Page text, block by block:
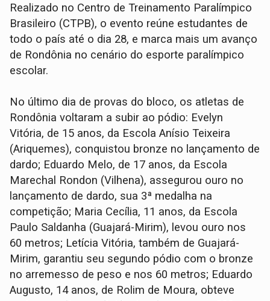
Realizado no Centro de Treinamento Paralímpico
Brasileiro (CTPB), o evento reúne estudantes de
todo o país até o dia 28, e marca mais um avanço
de Rondônia no cenário do esporte paralímpico
escolar.
No último dia de provas do bloco, os atletas de
Rondônia voltaram a subir ao pódio: Evelyn
Vitória, de 15 anos, da Escola Anísio Teixeira
(Ariquemes), conquistou bronze no lançamento de
dardo; Eduardo Melo, de 17 anos, da Escola
Marechal Rondon (Vilhena), assegurou ouro no
lançamento de dardo, sua 3ª medalha na
competição; Maria Cecília, 11 anos, da Escola
Paulo Saldanha (Guajará-Mirim), levou ouro nos
60 metros; Letícia Vitória, também de Guajará-
Mirim, garantiu seu segundo pódio com o bronze
no arremesso de peso e nos 60 metros; Eduardo
Augusto, 14 anos, de Rolim de Moura, obteve